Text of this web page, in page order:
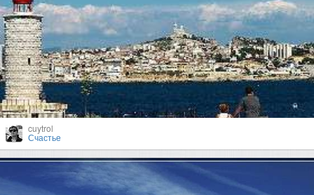
cuytrol
Счастье